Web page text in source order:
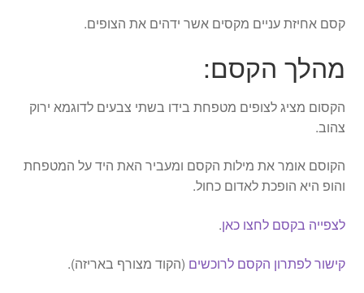
קסם אחיזת עניים מקסים אשר ידהים את הצופים.
מהלך הקסם:
הקסום מציג לצופים מטפחת בידו בשתי צבעים לדוגמא ירוק
צהוב.
הקוסם אומר את מילות הקסם ומעביר האת היד על המטפחת
והופ היא הופכת לאדום כחול.
לצפייה בקסם לחצו כאן.
קישור לפתרון הקסם לרוכשים (הקוד מצורף באריזה).